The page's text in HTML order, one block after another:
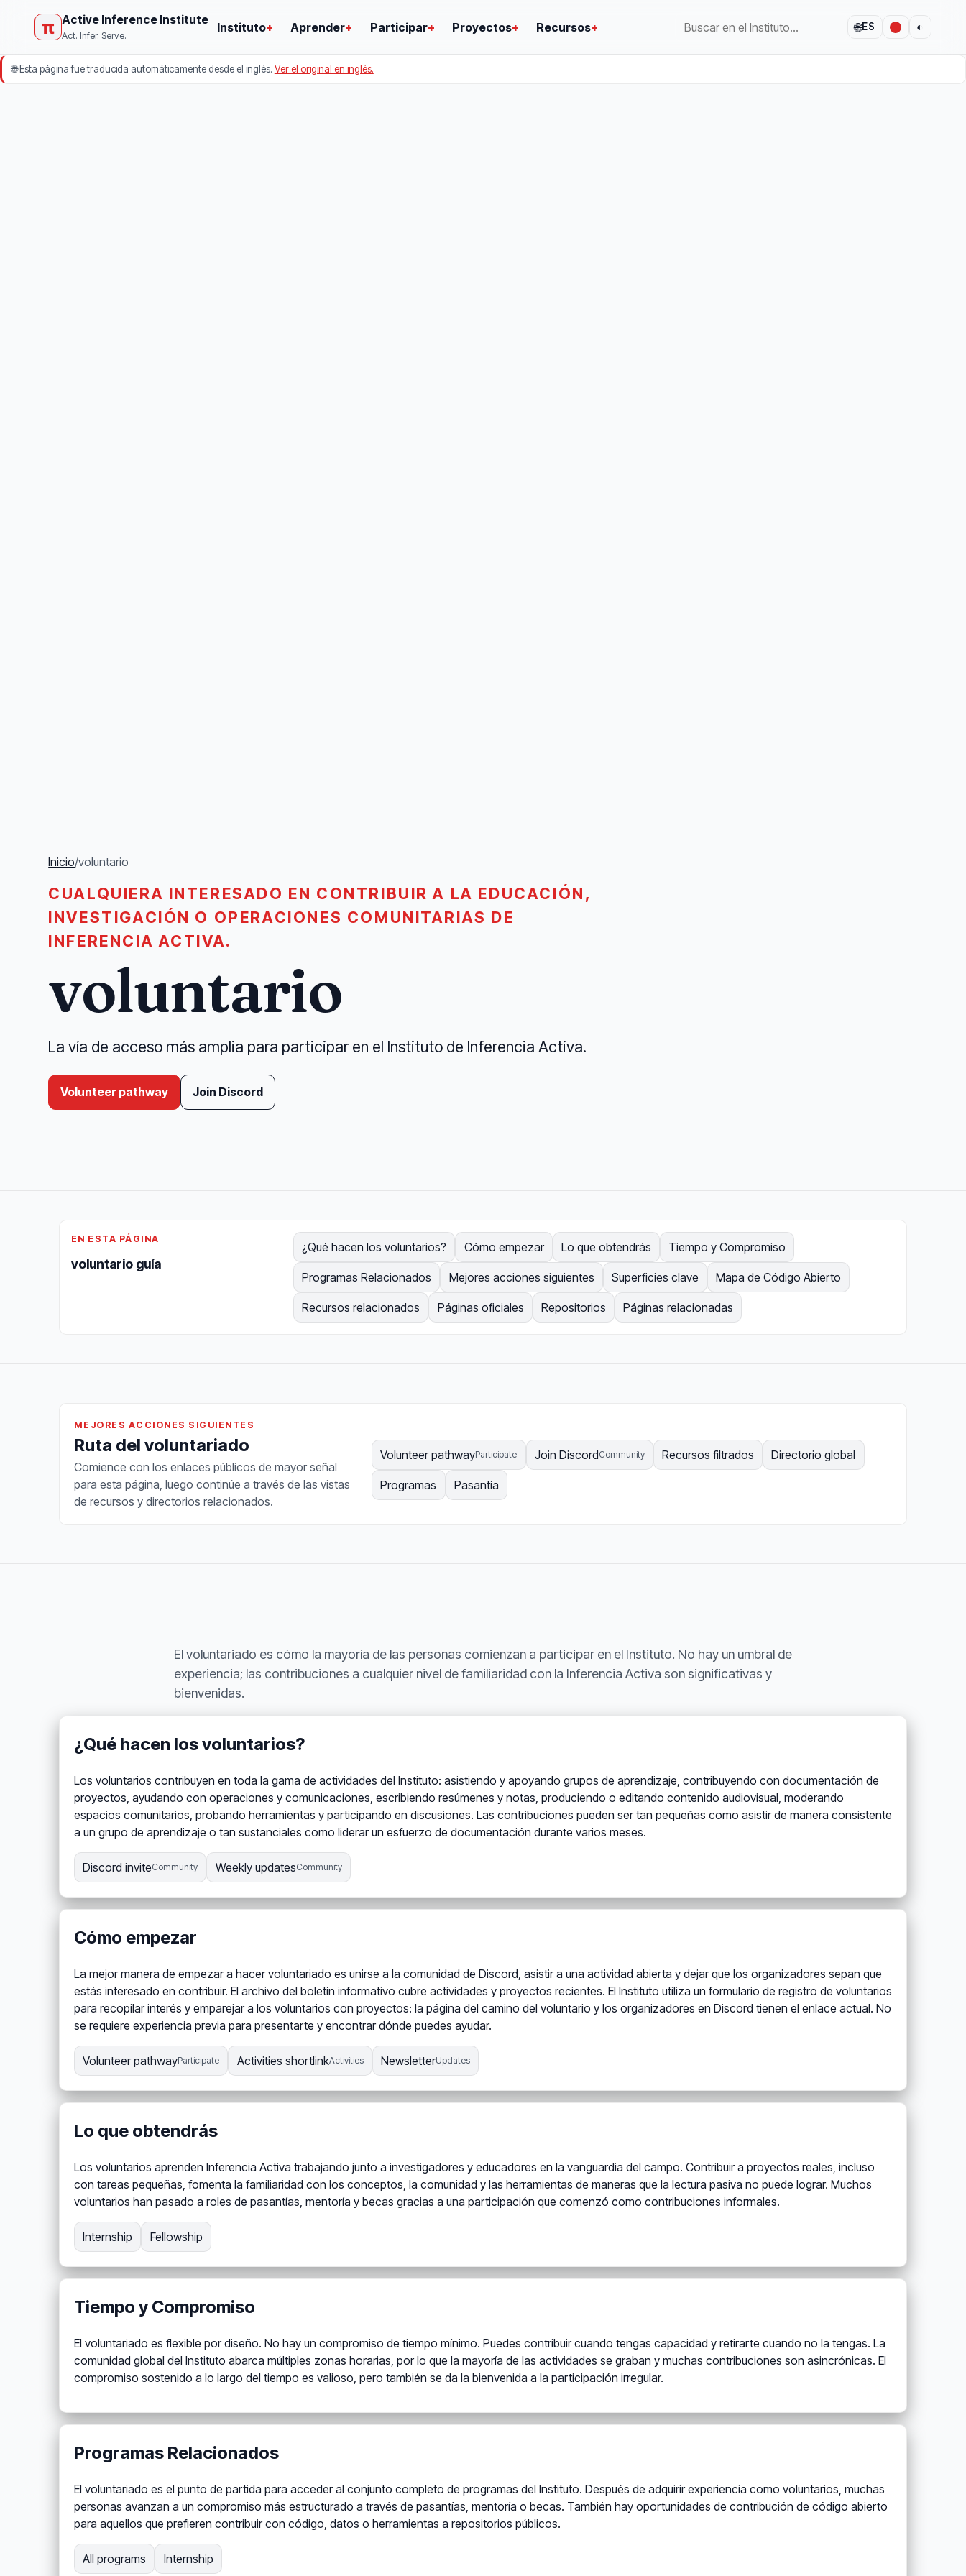
π Active Inference Institute
Act. Infer. Serve.
Instituto+ Aprender+ Participar+ Proyectos+ Recursos+ 🌐ES ◐
🌐Esta página fue traducida automáticamente desde el inglés. Ver el original en inglés.
Inicio/voluntario
CUALQUIERA INTERESADO EN CONTRIBUIR A LA EDUCACIÓN,
INVESTIGACIÓN O OPERACIONES COMUNITARIAS DE
INFERENCIA ACTIVA.
voluntario
La vía de acceso más amplia para participar en el Instituto de Inferencia Activa.
Volunteer pathway Join Discord
EN ESTA PÁGINA
voluntario guía
¿Qué hacen los voluntarios? Cómo empezar Lo que obtendrás Tiempo y Compromiso
Programas Relacionados Mejores acciones siguientes Superficies clave Mapa de Código Abierto
Recursos relacionados Páginas oficiales Repositorios Páginas relacionadas
MEJORES ACCIONES SIGUIENTES
Ruta del voluntariado
Comience con los enlaces públicos de mayor señal
para esta página, luego continúe a través de las vistas
de recursos y directorios relacionados.
Volunteer pathwayParticipate Join DiscordCommunity Recursos filtrados Directorio global
Programas Pasantía
El voluntariado es cómo la mayoría de las personas comienzan a participar en el Instituto. No hay un umbral de
experiencia; las contribuciones a cualquier nivel de familiaridad con la Inferencia Activa son significativas y
bienvenidas.
¿Qué hacen los voluntarios?
Los voluntarios contribuyen en toda la gama de actividades del Instituto: asistiendo y apoyando grupos de aprendizaje, contribuyendo con documentación de
proyectos, ayudando con operaciones y comunicaciones, escribiendo resúmenes y notas, produciendo o editando contenido audiovisual, moderando
espacios comunitarios, probando herramientas y participando en discusiones. Las contribuciones pueden ser tan pequeñas como asistir de manera consistente
a un grupo de aprendizaje o tan sustanciales como liderar un esfuerzo de documentación durante varios meses.
Discord inviteCommunity Weekly updatesCommunity
Cómo empezar
La mejor manera de empezar a hacer voluntariado es unirse a la comunidad de Discord, asistir a una actividad abierta y dejar que los organizadores sepan que
estás interesado en contribuir. El archivo del boletín informativo cubre actividades y proyectos recientes. El Instituto utiliza un formulario de registro de voluntarios
para recopilar interés y emparejar a los voluntarios con proyectos: la página del camino del voluntario y los organizadores en Discord tienen el enlace actual. No
se requiere experiencia previa para presentarte y encontrar dónde puedes ayudar.
Volunteer pathwayParticipate Activities shortlinkActivities NewsletterUpdates
Lo que obtendrás
Los voluntarios aprenden Inferencia Activa trabajando junto a investigadores y educadores en la vanguardia del campo. Contribuir a proyectos reales, incluso
con tareas pequeñas, fomenta la familiaridad con los conceptos, la comunidad y las herramientas de maneras que la lectura pasiva no puede lograr. Muchos
voluntarios han pasado a roles de pasantías, mentoría y becas gracias a una participación que comenzó como contribuciones informales.
Internship Fellowship
Tiempo y Compromiso
El voluntariado es flexible por diseño. No hay un compromiso de tiempo mínimo. Puedes contribuir cuando tengas capacidad y retirarte cuando no la tengas. La
comunidad global del Instituto abarca múltiples zonas horarias, por lo que la mayoría de las actividades se graban y muchas contribuciones son asincrónicas. El
compromiso sostenido a lo largo del tiempo es valioso, pero también se da la bienvenida a la participación irregular.
Programas Relacionados
El voluntariado es el punto de partida para acceder al conjunto completo de programas del Instituto. Después de adquirir experiencia como voluntarios, muchas
personas avanzan a un compromiso más estructurado a través de pasantías, mentoría o becas. También hay oportunidades de contribución de código abierto
para aquellos que prefieren contribuir con código, datos o herramientas a repositorios públicos.
All programs Internship